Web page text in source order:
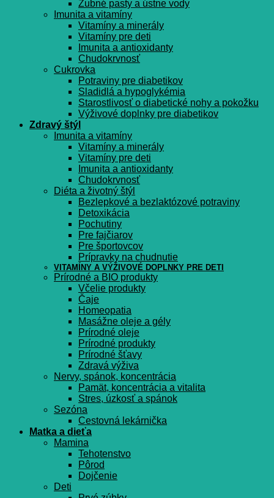
Zubné pasty a ústne vody
Imunita a vitamíny
Vitamíny a minerály
Vitamíny pre deti
Imunita a antioxidanty
Chudokrvnosť
Cukrovka
Potraviny pre diabetikov
Sladidlá a hypoglykémia
Starostlivosť o diabetické nohy a pokožku
Výživové doplnky pre diabetikov
Zdravý štýl
Imunita a vitamíny
Vitamíny a minerály
Vitamíny pre deti
Imunita a antioxidanty
Chudokrvnosť
Diéta a životný štýl
Bezlepkové a bezlaktózové potraviny
Detoxikácia
Pochutiny
Pre fajčiarov
Pre športovcov
Prípravky na chudnutie
VITAMÍNY A VÝŽIVOVÉ DOPLNKY PRE DETI
Prírodné a BIO produkty
Včelie produkty
Čaje
Homeopatia
Masážne oleje a gély
Prírodné oleje
Prírodné produkty
Prírodné šťavy
Zdravá výživa
Nervy, spánok, koncentrácia
Pamät, koncentrácia a vitalita
Stres, úzkosť a spánok
Sezóna
Cestovná lekárnička
Matka a dieťa
Mamina
Tehotenstvo
Pôrod
Dojčenie
Deti